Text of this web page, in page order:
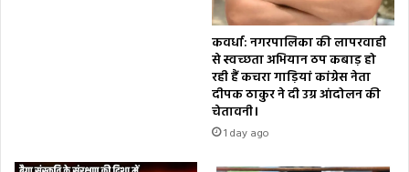
कवर्धा: नगरपालिका की लापरवाही
से स्वच्छता अभियान ठप कबाड़ हो
रही हैं कचरा गाड़ियां कांग्रेस नेता
दीपक ठाकुर ने दी उग्र आंदोलन की
चेतावनी।
1 day ago